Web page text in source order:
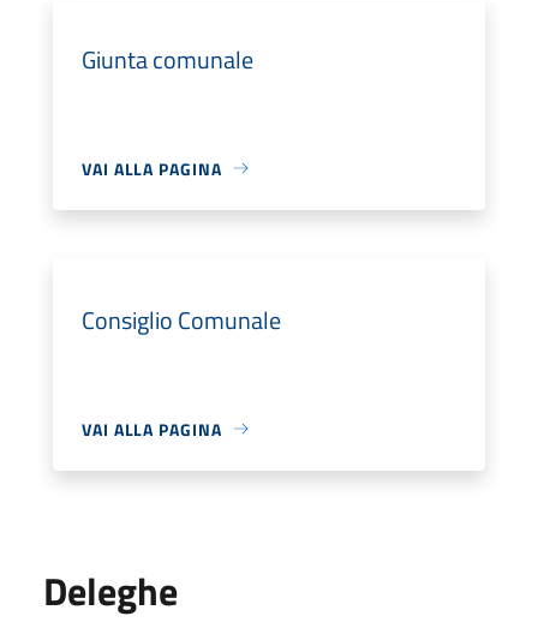
Giunta comunale
VAI ALLA PAGINA
Consiglio Comunale
VAI ALLA PAGINA
Deleghe